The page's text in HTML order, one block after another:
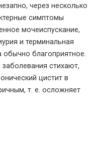
через несколько
симптомы
мочеиспускание,
и терминальная
обычно благоприятное.
стихают,
цистит в
т. е. осложняет